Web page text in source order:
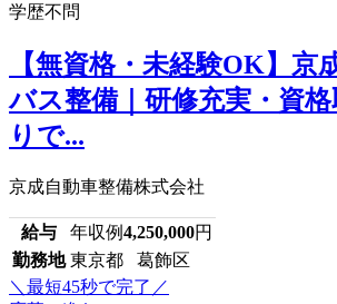
学歴不問
【無資格・未経験OK】京
バス整備｜研修充実・資
りで...
京成自動車整備株式会社
給与 年収例4,250,000円
勤務地 東京都 葛飾区
＼最短45秒で完了／